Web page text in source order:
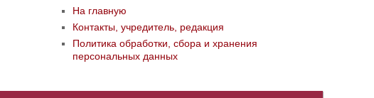
На главную
Контакты, учредитель, редакция
Политика обработки, сбора и хранения
персональных данных